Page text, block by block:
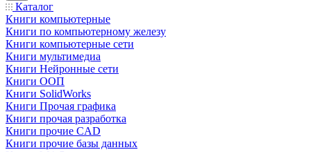
Каталог
Книги компьютерные
Книги по компьютерному железу
Книги компьютерные сети
Книги мультимедиа
Книги Нейронные сети
Книги ООП
Книги SolidWorks
Книги Прочая графика
Книги прочая разработка
Книги прочие CAD
Книги прочие базы данных